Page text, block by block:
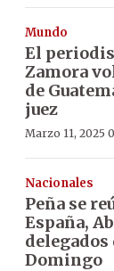
Mundo
El
Zamora
de
juez
Marzo 11, 2025
Nacionales
Peña se
España,
delegados
Domingo